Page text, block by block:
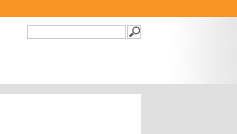
FORMULAIRE DE